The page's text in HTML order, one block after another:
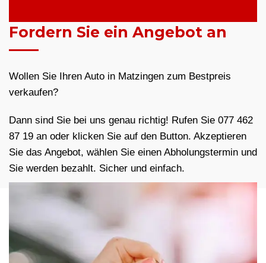
Fordern Sie ein Angebot an
Wollen Sie Ihren Auto in Matzingen zum Bestpreis
verkaufen?
Dann sind Sie bei uns genau richtig! Rufen Sie 077 462
87 19 an oder klicken Sie auf den Button. Akzeptieren
Sie das Angebot, wählen Sie einen Abholungstermin und
Sie werden bezahlt. Sicher und einfach.